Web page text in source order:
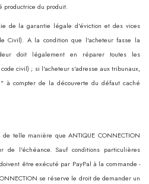
productrice du produit.
de la garantie légale d'éviction et des vices
Civil). A la condition que l'acheteur fasse la
doit légalement en réparer toutes les
civil) ; si l'acheteur s'adresse aux tribunaux,
compter de la découverte du défaut caché
telle manière que ANTIQUE CONNECTION
de l'échéance. Sauf conditions particulières
être exécuté par PayPal à la commande -
se réserve le droit de demander un